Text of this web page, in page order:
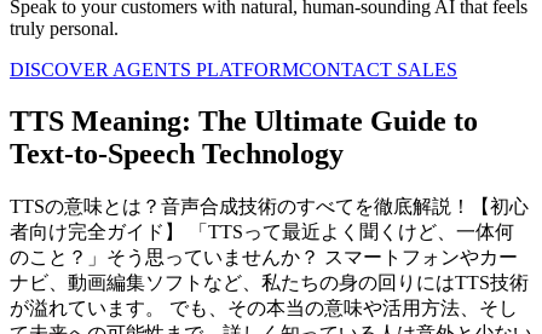
Speak to your customers with natural, human-sounding AI that feels
truly personal.
DISCOVER AGENTS PLATFORMCONTACT SALES
TTS Meaning: The Ultimate Guide to
Text-to-Speech Technology
TTSの意味とは？音声合成技術のすべてを徹底解説！【初心
者向け完全ガイド】 「TTSって最近よく聞くけど、一体何
のこと？」そう思っていませんか？ スマートフォンやカー
ナビ、動画編集ソフトなど、私たちの身の回りにはTTS技術
が溢れています。 でも、その本当の意味や活用方法、そし